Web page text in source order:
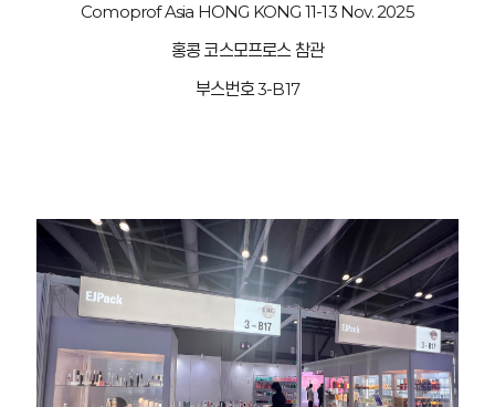
Comoprof Asia HONG KONG 11-13 Nov. 2025
홍콩 코스모프로스 참관
부스번호 3-B17